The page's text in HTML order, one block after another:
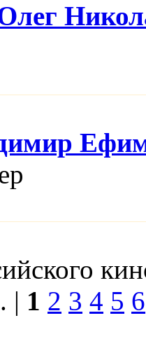
| 1 2 3 4 5 6